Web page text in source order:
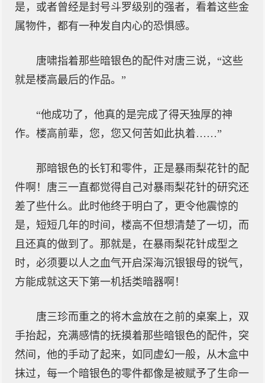
是，或者曾经是封号斗罗级别的强者，看着这些金
属物件，都有一种发自内心的恐惧感。
唐啸指着那些暗银色的配件对唐三说，“这些
就是楼高最后的作品。”
“他成功了，他真的是完成了得天独厚的神
作。楼高前辈，您，您又何苦如此执着……”
那暗银色的长钉和零件，正是暴雨梨花针的配
件啊！唐三一直都觉得自己对暴雨梨花针的研究还
差了些什么。此时他终于明白了，更令他震惊的
是，短短几年的时间，楼高不但想清楚了一切，而
且还真的做到了。那就是，在暴雨梨花针成型之
时，必须要以人之血气开启深海沉银银母的锐气，
方能成就这天下第一机括类暗器啊！
唐三珍而重之的将木盒放在之前的桌案上，双
手抬起，充满感情的抚摸着那些暗银色的配件，突
然间，他的手动了起来，如同虚幻一般，从木盒中
抹过，每一个暗银色的零件都像是被赋予了生命一